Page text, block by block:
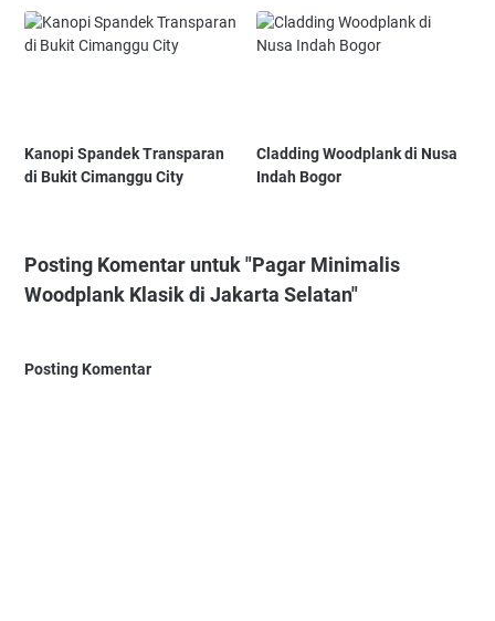
Kanopi Spandek Transparan
di Bukit Cimanggu City
Cladding Woodplank di Nusa
Indah Bogor
Posting Komentar untuk "Pagar Minimalis
Woodplank Klasik di Jakarta Selatan"
Posting Komentar